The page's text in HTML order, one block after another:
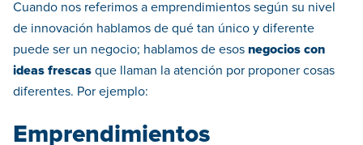
Cuando nos referimos a emprendimientos según su nivel
de innovación hablamos de qué tan único y diferente
puede ser un negocio; hablamos de esos negocios con
ideas frescas que llaman la atención por proponer cosas
diferentes. Por ejemplo:
Emprendimientos